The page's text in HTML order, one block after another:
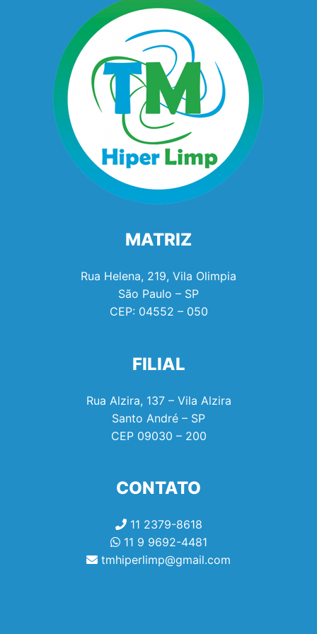
MATRIZ
Rua Helena, 219, Vila Olimpia
São Paulo – SP
CEP: 04552 – 050
FILIAL
Rua Alzira, 137 – Vila Alzira
Santo André – SP
CEP 09030 – 200
CONTATO
11 2379-8618
11 9 9692-4481
tmhiperlimp@gmail.com